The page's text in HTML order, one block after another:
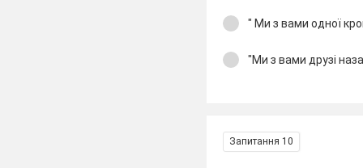
" Ми з вами одної
"Ми з вами друзі
Запитання 10